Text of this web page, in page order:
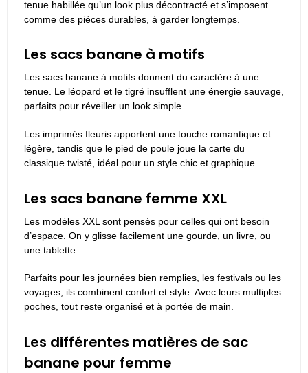
tenue habillée qu’un look plus décontracté et s’imposent
comme des pièces durables, à garder longtemps.
Les sacs banane à motifs
Les sacs banane à motifs donnent du caractère à une
tenue. Le léopard et le tigré insufflent une énergie sauvage,
parfaits pour réveiller un look simple.
Les imprimés fleuris apportent une touche romantique et
légère, tandis que le pied de poule joue la carte du
classique twisté, idéal pour un style chic et graphique.
Les sacs banane femme XXL
Les modèles XXL sont pensés pour celles qui ont besoin
d’espace. On y glisse facilement une gourde, un livre, ou
une tablette.
Parfaits pour les journées bien remplies, les festivals ou les
voyages, ils combinent confort et style. Avec leurs multiples
poches, tout reste organisé et à portée de main.
Les différentes matières de sac
banane pour femme